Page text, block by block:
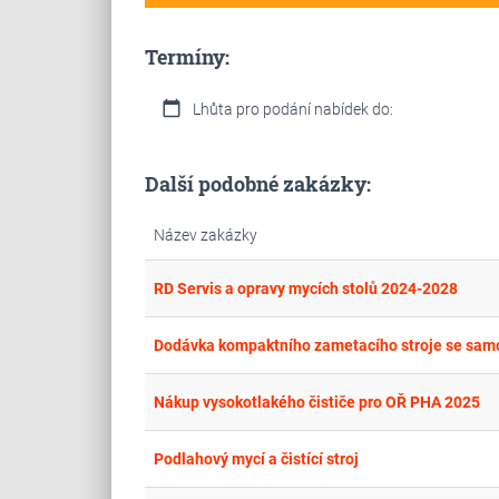
Termíny:
calendar_today Lhůta pro podání nabídek do:
Další podobné zakázky:
Název zakázky
RD Servis a opravy mycích stolů 2024-2028
Dodávka kompaktního zametacího stroje se
Nákup vysokotlakého čističe pro OŘ PHA 2025
Podlahový mycí a čistící stroj